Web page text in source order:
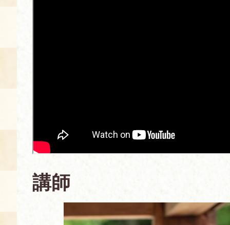
使用料・お支払い方法
食の語り部の部屋
展示見学
講演会付き料理教室
講師